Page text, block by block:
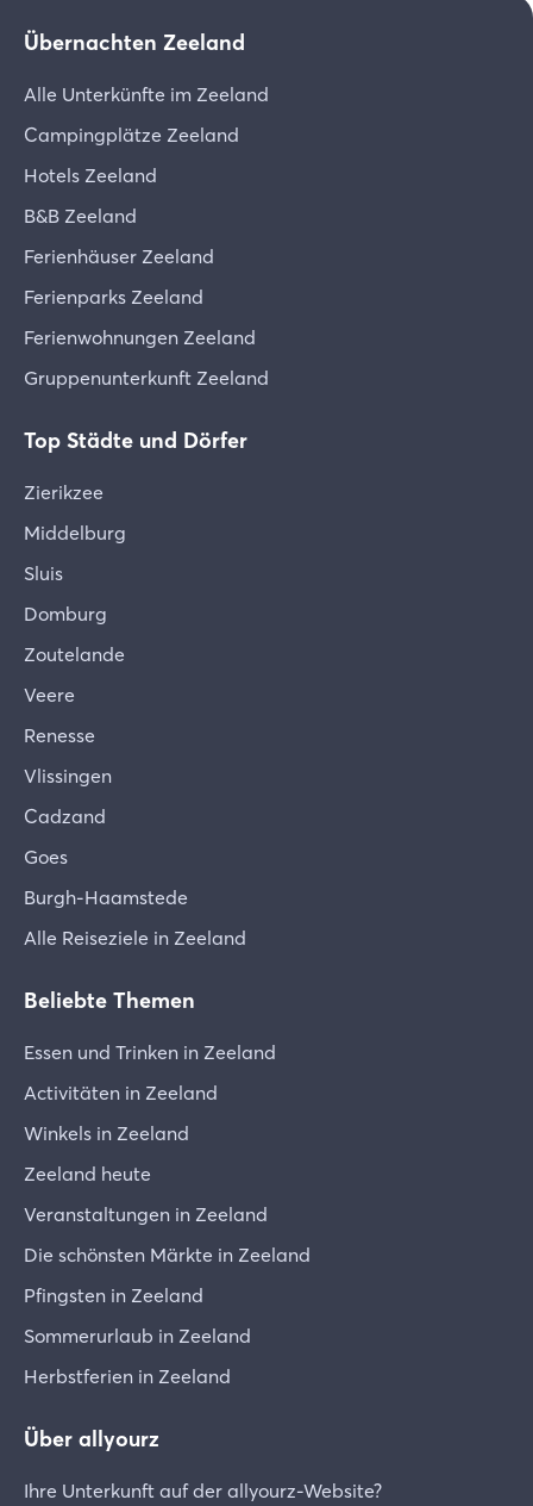
Übernachten Zeeland
Alle Unterkünfte im Zeeland
Campingplätze Zeeland
Hotels Zeeland
B&B Zeeland
Ferienhäuser Zeeland
Ferienparks Zeeland
Ferienwohnungen Zeeland
Gruppenunterkunft Zeeland
Top Städte und Dörfer
Zierikzee
Middelburg
Sluis
Domburg
Zoutelande
Veere
Renesse
Vlissingen
Cadzand
Goes
Burgh-Haamstede
Alle Reiseziele in Zeeland
Beliebte Themen
Essen und Trinken in Zeeland
Activitäten in Zeeland
Winkels in Zeeland
Zeeland heute
Veranstaltungen in Zeeland
Die schönsten Märkte in Zeeland
Pfingsten in Zeeland
Sommerurlaub in Zeeland
Herbstferien in Zeeland
Über allyourz
Ihre Unterkunft auf der allyourz-Website?